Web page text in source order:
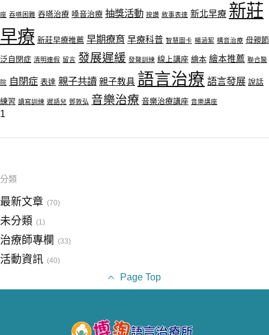
座 吞嚥困難 吞嚥治療 嗓音治療 抽獎活動 按讚 敘事表達 新北早療 新莊
早療 新莊早療推薦 早期療育 早療科普 智慧圖卡 楊涵絜 構音治療 母親節
泛自閉症 清明連假 留言 發展遲緩 發聲訓練 線上講座 繪本 繪本推薦 聯合醫
院 自閉症 表達 親子共讀 親子教具 語言治療 語言發展 說話
練習 讀寫訓練 遲語兒 鄧敦弘 音樂治療 音樂治療講座 音樂講座
1
分類
最新文章 (70)
未分類 (1)
治療師專欄 (33)
活動資訊 (40)
Page Top